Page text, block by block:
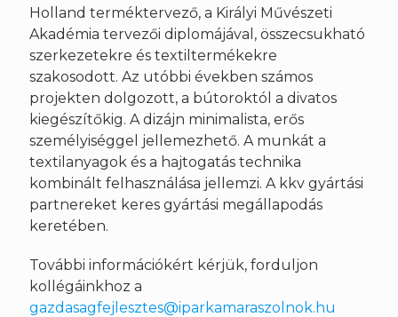
Holland terméktervező, a Királyi Művészeti
Akadémia tervezői diplomájával, összecsukható
szerkezetekre és textiltermékekre
szakosodott. Az utóbbi években számos
projekten dolgozott, a bútoroktól a divatos
kiegészítőkig. A dizájn minimalista, erős
személyiséggel jellemezhető. A munkát a
textilanyagok és a hajtogatás technika
kombinált felhasználása jellemzi. A kkv gyártási
partnereket keres gyártási megállapodás
keretében.
További információkért kérjük, forduljon
kollégáinkhoz a
gazdasagfejlesztes@iparkamaraszolnok.hu